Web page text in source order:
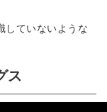
していないような
ス